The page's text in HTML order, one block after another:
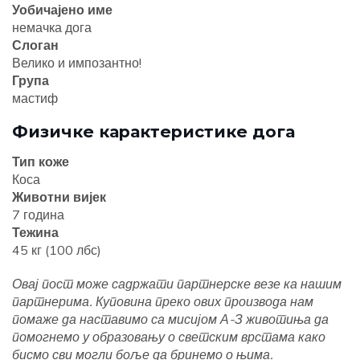
Уобичајено име
немачка дога
Слоган
Велико и импозантно!
Група
мастиф
Физичке карактеристике дога
Тип коже
Коса
Животни вијек
7 година
Тежина
45 кг (100 лбс)
Овај пост може садржати партнерске везе ка нашим
партнерима. Куповина преко ових производа нам
помаже да наставимо са мисијом А-З животиња да
помогнемо у образовању о светским врстама како
бисмо сви могли боље да бринемо о њима.